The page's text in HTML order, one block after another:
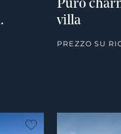
Puro
villa
PREZZO SU
Non preferito